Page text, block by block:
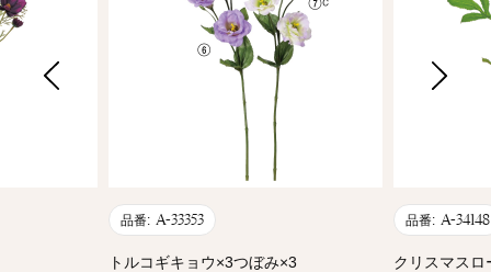
品番: A-33353
トルコギキョウ×3つぼみ×3
品番: A-34148
クリスマス